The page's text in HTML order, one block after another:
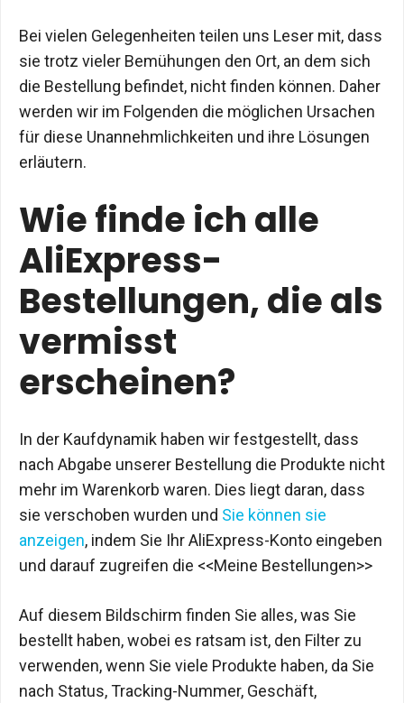
Bei vielen Gelegenheiten teilen uns Leser mit, dass
sie trotz vieler Bemühungen den Ort, an dem sich
die Bestellung befindet, nicht finden können. Daher
werden wir im Folgenden die möglichen Ursachen
für diese Unannehmlichkeiten und ihre Lösungen
erläutern.
Wie finde ich alle
AliExpress-
Bestellungen, die als
vermisst
erscheinen?
In der Kaufdynamik haben wir festgestellt, dass
nach Abgabe unserer Bestellung die Produkte nicht
mehr im Warenkorb waren. Dies liegt daran, dass
sie verschoben wurden und Sie können sie
anzeigen, indem Sie Ihr AliExpress-Konto eingeben
und darauf zugreifen die <<Meine Bestellungen>>
Auf diesem Bildschirm finden Sie alles, was Sie
bestellt haben, wobei es ratsam ist, den Filter zu
verwenden, wenn Sie viele Produkte haben, da Sie
nach Status, Tracking-Nummer, Geschäft,